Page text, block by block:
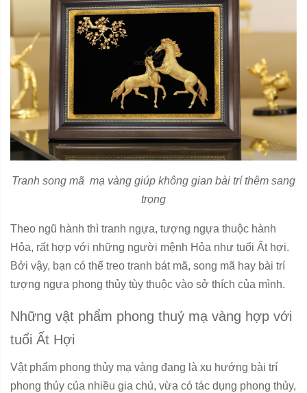
Tranh song mã mạ vàng giúp không gian bài trí thêm sang
trọng
Theo ngũ hành thì tranh ngựa, tượng ngựa thuộc hành
Hỏa, rất hợp với những người mệnh Hỏa như tuổi Ất hợi.
Bởi vậy, bạn có thể treo tranh bát mã, song mã hay bài trí
tượng ngựa phong thủy tùy thuộc vào sở thích của mình.
Những vật phẩm phong thuỷ mạ vàng hợp với
tuổi Ất Hợi
Vật phẩm phong thủy mạ vàng đang là xu hướng bài trí
phong thủy của nhiều gia chủ, vừa có tác dụng phong thủy,